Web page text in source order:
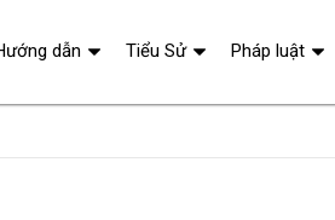
dẫn Tiểu Sử Pháp luật